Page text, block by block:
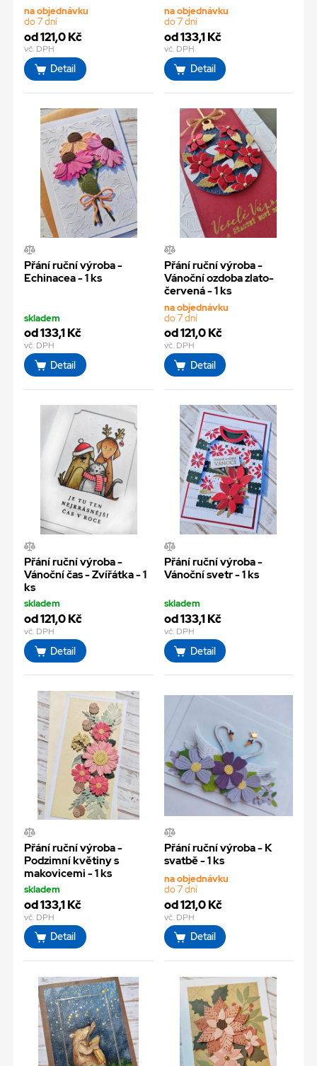
na objednávku
do 7 dní
od 121,0 Kč
vč. DPH
Detail
na objednávku
do 7 dní
od 133,1 Kč
vč. DPH
Detail
Přání ruční výroba -
Echinacea - 1 ks
skladem
od 133,1 Kč
vč. DPH
Detail
Přání ruční výroba -
Vánoční ozdoba zlato-
červená - 1 ks
na objednávku
do 7 dní
od 121,0 Kč
vč. DPH
Detail
Přání ruční výroba -
Vánoční čas - Zvířátka - 1
ks
skladem
od 121,0 Kč
vč. DPH
Detail
Přání ruční výroba -
Vánoční svetr - 1 ks
skladem
od 133,1 Kč
vč. DPH
Detail
Přání ruční výroba -
Podzimní květiny s
makovicemi - 1 ks
skladem
od 133,1 Kč
vč. DPH
Detail
Přání ruční výroba - K
svatbě - 1 ks
na objednávku
do 7 dní
od 121,0 Kč
vč. DPH
Detail